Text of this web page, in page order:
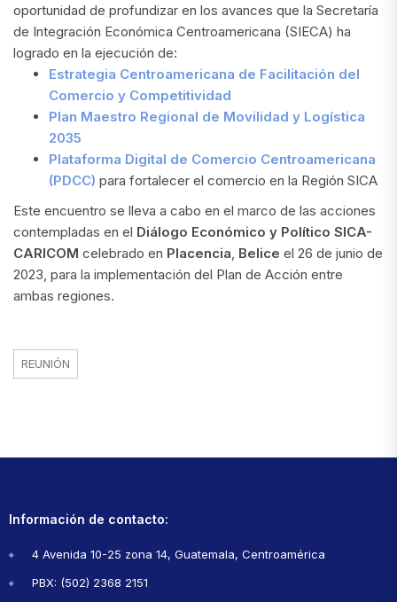
oportunidad de profundizar en los avances que la Secretaría
de Integración Económica Centroamericana (SIECA) ha
logrado en la ejecución de:
Estrategia Centroamericana de Facilitación del
Comercio y Competitividad
Plan Maestro Regional de Movilidad y Logística
2035
Plataforma Digital de Comercio Centroamericana
(PDCC) para fortalecer el comercio en la Región SICA
Este encuentro se lleva a cabo en el marco de las acciones
contempladas en el Diálogo Económico y Político SICA-
CARICOM celebrado en Placencia Belice el 26 de junio de
2023, para la implementación del Plan de Acción entre
ambas regiones.
REUNIÓN
Información de contacto:
4 Avenida 10-25 zona 14, Guatemala, Centroamérica
PBX: (502) 2368 2151